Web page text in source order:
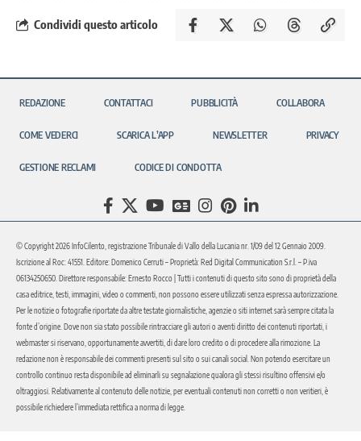
Condividi questo articolo
REDAZIONE CONTATTACI PUBBLICITÀ COLLABORA
COME VEDERCI SCARICA L’APP NEWSLETTER PRIVACY
GESTIONE RECLAMI CODICE DI CONDOTTA
© Copyright 2026 InfoCilento, registrazione Tribunale di Vallo della Lucania nr. 1/09 del 12 Gennaio 2009.
Iscrizione al Roc: 41551. Editore: Domenico Cerruti – Proprietà: Red Digital Communication S.r.l. – P.iva
06134250650. Direttore responsabile: Ernesto Rocco | Tutti i contenuti di questo sito sono di proprietà della
casa editrice, testi, immagini, video o commenti, non possono essere utilizzati senza espressa autorizzazione.
Per le notizie o fotografie riportate da altre testate giornalistiche, agenzie o siti internet sarà sempre citata la
fonte d’origine. Dove non sia stato possibile rintracciare gli autori o aventi diritto dei contenuti riportati, i
webmaster si riservano, opportunamente avvertiti, di dare loro credito o di procedere alla rimozione. La
redazione non è responsabile dei commenti presenti sul sito o sui canali social. Non potendo esercitare un
controllo continuo resta disponibile ad eliminarli su segnalazione qualora gli stessi risultino offensivi e/o
oltraggiosi. Relativamente al contenuto delle notizie, per eventuali contenuti non corretti o non veritieri, è
possibile richiedere l’immediata rettifica a norma di legge.